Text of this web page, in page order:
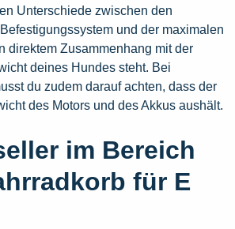
Unterschiede zwischen den
und der maximalen
direktem Zusammenhang mit der
deines Hundes steht. Bei
du zudem darauf achten, dass der
des Motors und des Akkus aushält.
im Bereich
für E